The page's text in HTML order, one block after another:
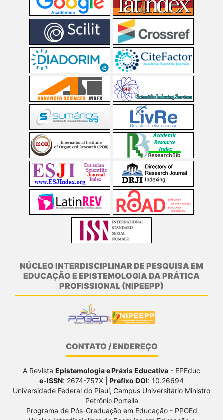
NÚCLEO INTERDISCIPLINAR DE PESQUISA EM
EDUCAÇÃO E EPISTEMOLOGIA DA PRÁTICA
PROFISSIONAL (NIPEEPP)
CONTATO / ENDEREÇO
A Revista Epistemologia e Práxis Educativa - EPEduc
e-ISSN: 2674-757X | Prefixo DOI: 10.26694
Universidade Federal do Piauí, Campus Universitário Ministro
Petrônio Portella
Programa de Pós-Graduação em Educação - PPGEd